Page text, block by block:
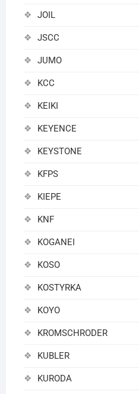
JOIL
JSCC
JUMO
KCC
KEIKI
KEYENCE
KEYSTONE
KFPS
KIEPE
KNF
KOGANEI
KOSO
KOSTYRKA
KOYO
KROMSCHRODER
KUBLER
KURODA